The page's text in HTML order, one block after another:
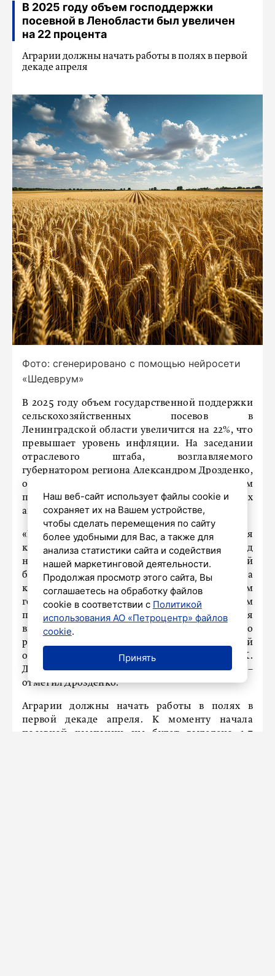
В 2025 году объем господдержки
посевной в Ленобласти был увеличен
на 22 процента
Аграрии должны начать работы в полях в первой
декаде апреля
Фото: сгенерировано с помощью нейросети
«Шедеврум»
В 2025 году объем государственной поддержки
сельскохозяйственных посевов в
Ленинградской области увеличится на 22%, что
превышает уровень инфляции. На заседании
отраслевого штаба, возглавляемого
губернатором региона Александром Дрозденко,
обсуждаются вопросы подготовки к сезонным
полевым работам и поддержке местных
аграриев.
«Готовность региона к посевной оценивается
как высокая. Правительством России перед
нами поставлены задачи по продовольственной
безопасности – увеличение производства
картофеля, овощей, зерна и рапса. В прошлом
году у нас был хороший прирост по всем этим
позициям, особенно по заготовке кормов. Для
выполнения этих задач в 2025 году принято
решение об увеличении на 510 млн рублей
общего размера господдержки областного АПК.
Деньги будут доведены до начала посевной», –
отметил Дрозденко.
Аграрии должны начать работы в полях в
первой декаде апреля. К моменту начала
посевной кампании им будет выделено 1,7
Наш веб-сайт использует файлы cookie и
сохраняет их на Вашем устройстве,
чтобы сделать перемещения по сайту
более удобными для Вас, а также для
анализа статистики сайта и содействия
нашей маркетинговой деятельности.
Продолжая просмотр этого сайта, Вы
соглашаетесь на обработку файлов
cookie в соответствии с Политикой
использования АО «Петроцентр» файлов
cookie.
Принять